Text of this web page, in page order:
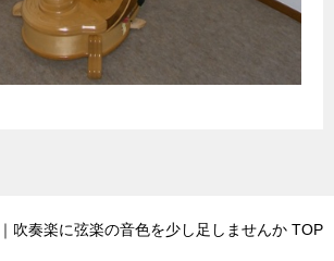
吹奏楽に弦楽の音色を少し足しませんか TOP